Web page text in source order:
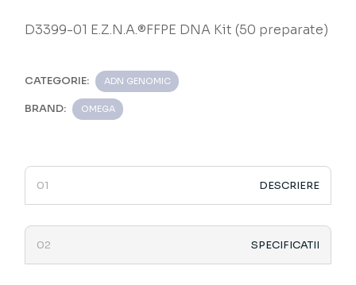
D3399-01 E.Z.N.A.®FFPE DNA Kit (50 preparate)
CATEGORIE: ADN GENOMIC
BRAND: OMEGA
DESCRIERE
SPECIFICATII